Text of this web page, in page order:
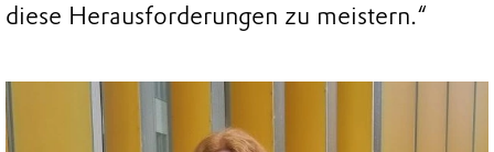
diese Herausforderungen zu meistern.“